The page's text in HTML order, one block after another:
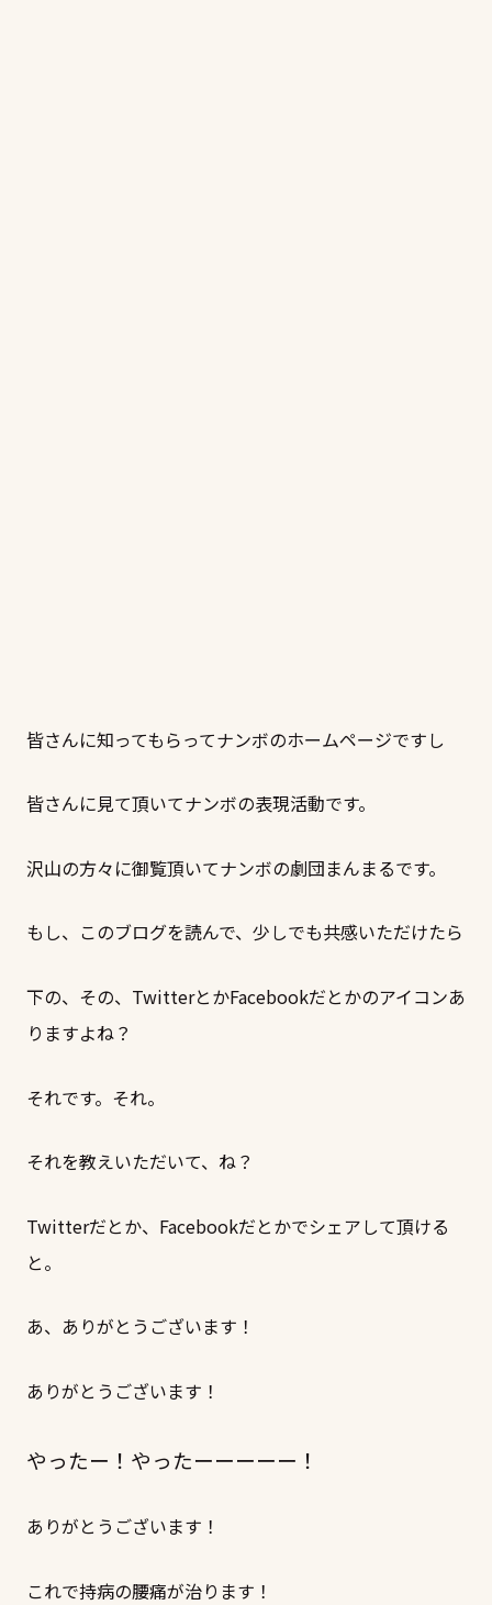
皆さんに知ってもらってナンボのホームページですし
皆さんに見て頂いてナンボの表現活動です。
沢山の方々に御覧頂いてナンボの劇団まんまるです。
もし、このブログを読んで、少しでも共感いただけたら
下の、その、TwitterとかFacebookだとかのアイコンあ
りますよね？
それです。それ。
それを教えいただいて、ね？
Twitterだとか、Facebookだとかでシェアして頂ける
と。
あ、ありがとうございます！
ありがとうございます！
やったー！やったーーーーー！
ありがとうございます！
これで持病の腰痛が治ります！